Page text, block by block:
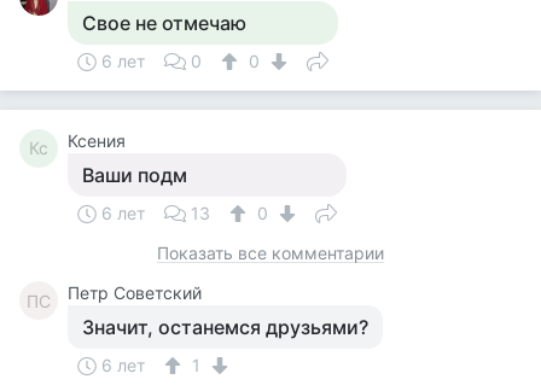
Свое не отмечаю
6 лет 0 0
Кс Ксения
Ваши подм
6 лет 13
0
Показать все комментарии
ПС Петр Советский
Значит, останемся друзьями?
6 лет 1